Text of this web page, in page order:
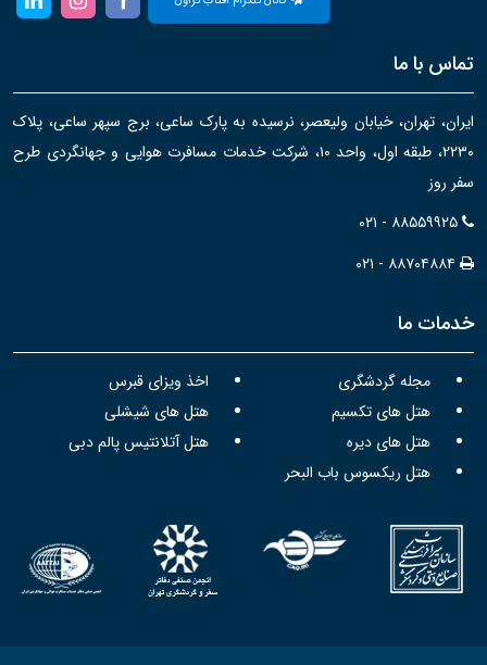
تماس با ما
ایران، تهران، خیابان ولیعصر، نرسیده به پارک ساعی، برج سپهر ساعی، پلاک
۲۲۳۰، طبقه اول، واحد ۱۰، شرکت خدمات مسافرت هوایی و جهانگردی طرح
سفر روز
۰۲۱ - ۸۸۵۵۹۹۲۵
۰۲۱ - ۸۸۷۰۴۸۸۴
خدمات ما
مجله گردشگری
اخذ ویزای قبرس
هتل های تکسیم
هتل های شیشلی
هتل های دیره
هتل آتلانتیس پالم دبی
هتل ریکسوس باب البحر